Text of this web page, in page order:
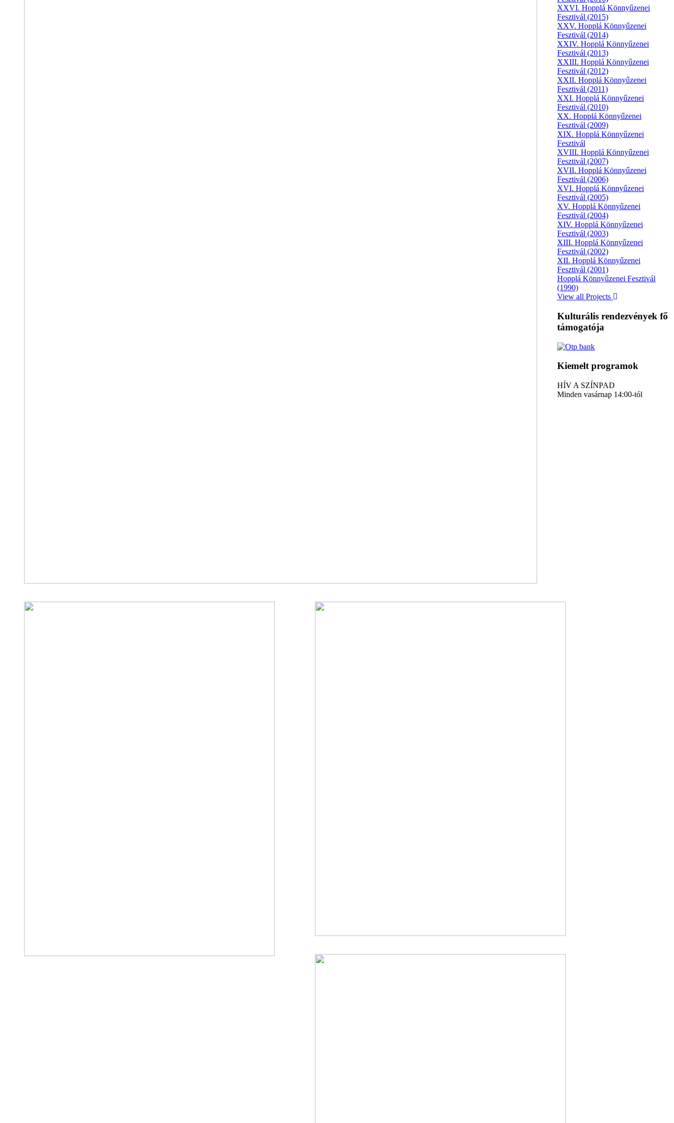
XXVI. Hopplá Könnyűzenei
Fesztivál (2015)
XXV. Hopplá Könnyűzenei
Fesztivál (2014)
XXIV. Hopplá Könnyűzenei
Fesztivál (2013)
XXIII. Hopplá Könnyűzenei
Fesztivál (2012)
XXII. Hopplá Könnyűzenei
Fesztivál (2011)
XXI. Hopplá Könnyűzenei
Fesztivál (2010)
XX. Hopplá Könnyűzenei
Fesztivál (2009)
XIX. Hopplá Könnyűzenei
Fesztivál
XVIII. Hopplá Könnyűzenei
Fesztivál (2007)
XVII. Hopplá Könnyűzenei
Fesztivál (2006)
XVI. Hopplá Könnyűzenei
Fesztivál (2005)
XV. Hopplá Könnyűzenei
Fesztivál (2004)
XIV. Hopplá Könnyűzenei
Fesztivál (2003)
XIII. Hopplá Könnyűzenei
Fesztivál (2002)
XII. Hopplá Könnyűzenei
Fesztivál (2001)
Hopplá Könnyűzenei Fesztivál
(1990)
View all Projects
Kulturális rendezvények fő
támogatója
Kiemelt programok
HÍV A SZÍNPAD
Minden vasárnap 14:00-tól